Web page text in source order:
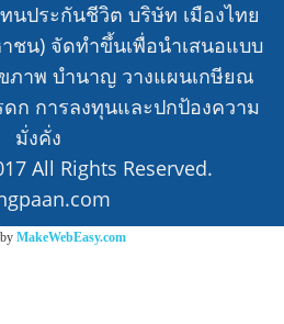
นประกันชีวิต บริษัท เมืองไทย
ชน) จัดทำขึ้นเพื่อนำเสนอแบบ
ภาพ บำนาญ วางแผนเกษียณ
ก การลงทุนและปกป้องความ
มั่งคั่ง
All Rights Reserved.
MakeWebEasy.com